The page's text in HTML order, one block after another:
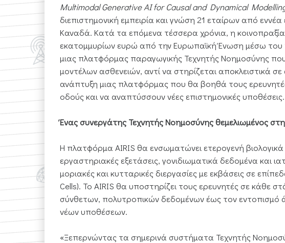
MultimodalGenerativeAIforCausalandDynamical
διεπιστημονική εμπειρία και γνώση 21 εταίρων από
Καναδά. Κατά τα επόμενα τέσσερα χρόνια, η
εκατομμυρίων ευρώ από την Ευρωπαϊκή Ένωση μέσω του
μιας πλατφόρμας παραγωγικής Τεχνητής Νοημοσύνης που
μοντέλων ασθενειών, αντί να στηρίζεται αποκλειστικά
ανάπτυξη μιας πλατφόρμας που θα βοηθά τους
οδούς και να αναπτύσσουν νέες επιστημονικές υποθέσεις.
Ένας συνεργάτης Τεχνητής Νοημοσύνης θεμελιωμένος
Η πλατφόρμα AIRIS θα ενσωματώνει ετερογενή βιολογικά
εργαστηριακές εξετάσεις, γονιδιωματικά δεδομένα και
μοριακές και κυτταρικές διεργασίες με εκβάσεις σε
Cells). Το AIRIS θα υποστηρίζει τους ερευνητές σε κάθε
σύνθετων, πολυτροπικών δεδομένων έως τον
νέων υποθέσεων.
«Ξεπερνώντας τα σημερινά συστήματα Τεχνητής